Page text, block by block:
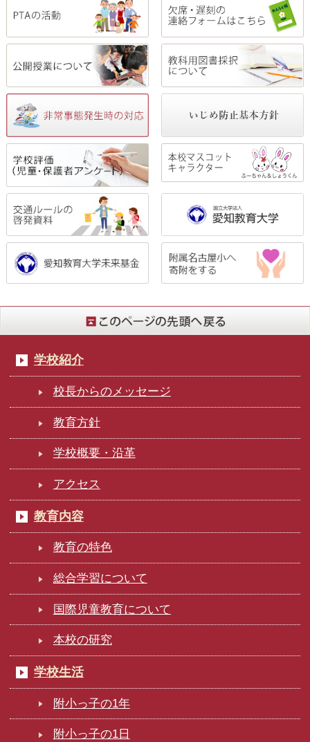
学校紹介
校長からのメッセージ
教育方針
学校概要・沿革
アクセス
教育内容
教育の特色
総合学習について
国際児童教育について
本校の研究
学校生活
附小っ子の1年
附小っ子の1日